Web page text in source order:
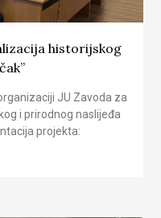
historijskog
JU Zavoda za
i prirodnog naslijeđa
projekta: